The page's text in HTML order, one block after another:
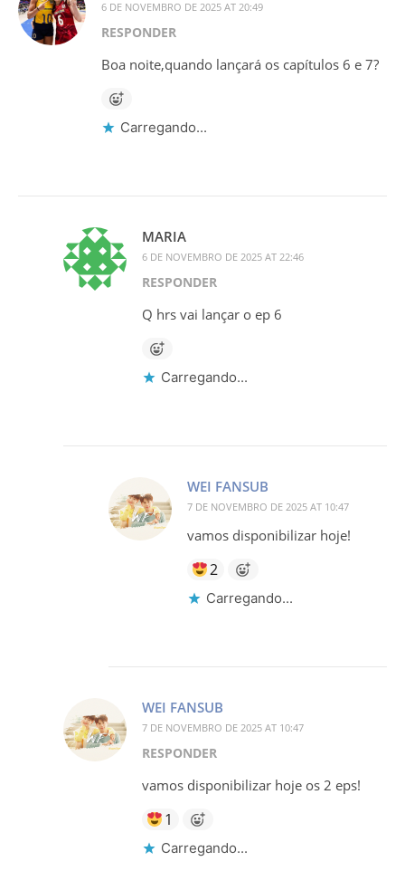
6 DE NOVEMBRO DE 2025 AT 20:49
RESPONDER
Boa noite,quando lançará os capítulos 6 e 7?
Carregando...
MARIA
6 DE NOVEMBRO DE 2025 AT 22:46
RESPONDER
Q hrs vai lançar o ep 6
Carregando...
WEI FANSUB
7 DE NOVEMBRO DE 2025 AT 10:47
vamos disponibilizar hoje!
2
Carregando...
WEI FANSUB
7 DE NOVEMBRO DE 2025 AT 10:47
RESPONDER
vamos disponibilizar hoje os 2 eps!
1
Carregando...